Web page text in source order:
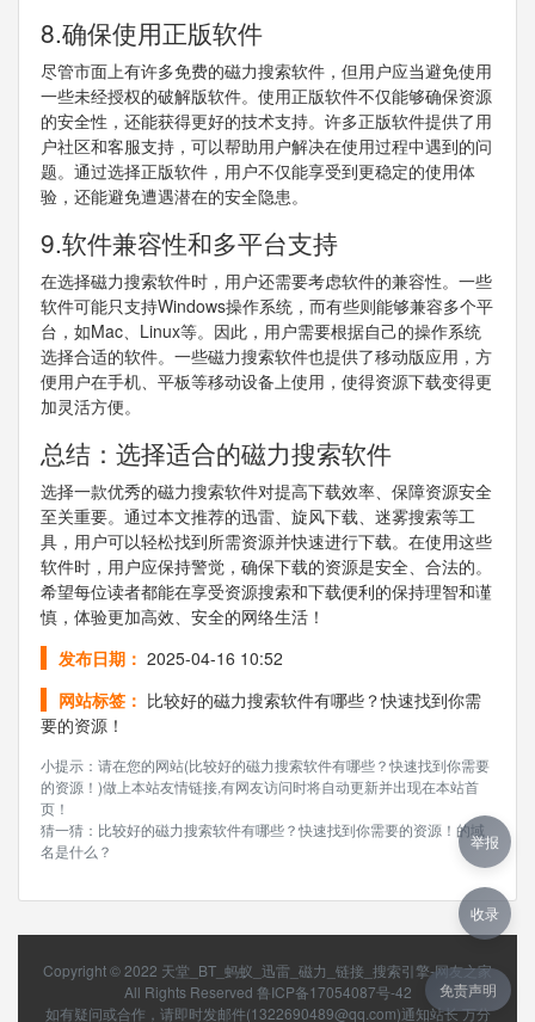
8.确保使用正版软件
尽管市面上有许多免费的磁力搜索软件，但用户应当避免使用
一些未经授权的破解版软件。使用正版软件不仅能够确保资源
的安全性，还能获得更好的技术支持。许多正版软件提供了用
户社区和客服支持，可以帮助用户解决在使用过程中遇到的问
题。通过选择正版软件，用户不仅能享受到更稳定的使用体
验，还能避免遭遇潜在的安全隐患。
9.软件兼容性和多平台支持
在选择磁力搜索软件时，用户还需要考虑软件的兼容性。一些
软件可能只支持Windows操作系统，而有些则能够兼容多个平
台，如Mac、Linux等。因此，用户需要根据自己的操作系统
选择合适的软件。一些磁力搜索软件也提供了移动版应用，方
便用户在手机、平板等移动设备上使用，使得资源下载变得更
加灵活方便。
总结：选择适合的磁力搜索软件
选择一款优秀的磁力搜索软件对提高下载效率、保障资源安全
至关重要。通过本文推荐的迅雷、旋风下载、迷雾搜索等工
具，用户可以轻松找到所需资源并快速进行下载。在使用这些
软件时，用户应保持警觉，确保下载的资源是安全、合法的。
希望每位读者都能在享受资源搜索和下载便利的保持理智和谨
慎，体验更加高效、安全的网络生活！
发布日期： 2025-04-16 10:52
网站标签： 比较好的磁力搜索软件有哪些？快速找到你需
要的资源！
小提示：请在您的网站(比较好的磁力搜索软件有哪些？快速找到你需要
的资源！)做上本站友情链接,有网友访问时将自动更新并出现在本站首
页！
猜一猜：比较好的磁力搜索软件有哪些？快速找到你需要的资源！的域
名是什么？
Copyright © 2022 天堂_BT_蚂蚁_迅雷_磁力_链接_搜索引擎-网友之家
All Rights Reserved 鲁ICP备17054087号-42
如有疑问或合作，请即时发邮件(1322690489@qq.com)通知站长 万分
免责声明
举报
收录